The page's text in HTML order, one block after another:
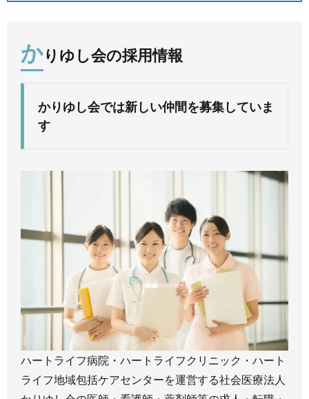
かりゆし会の採用情報
かりゆし会では新しい仲間を募集していま
す
ハートライフ病院・ハートライフクリニック・ハート
ライフ地域包括ケアセンターを運営する社会医療法人